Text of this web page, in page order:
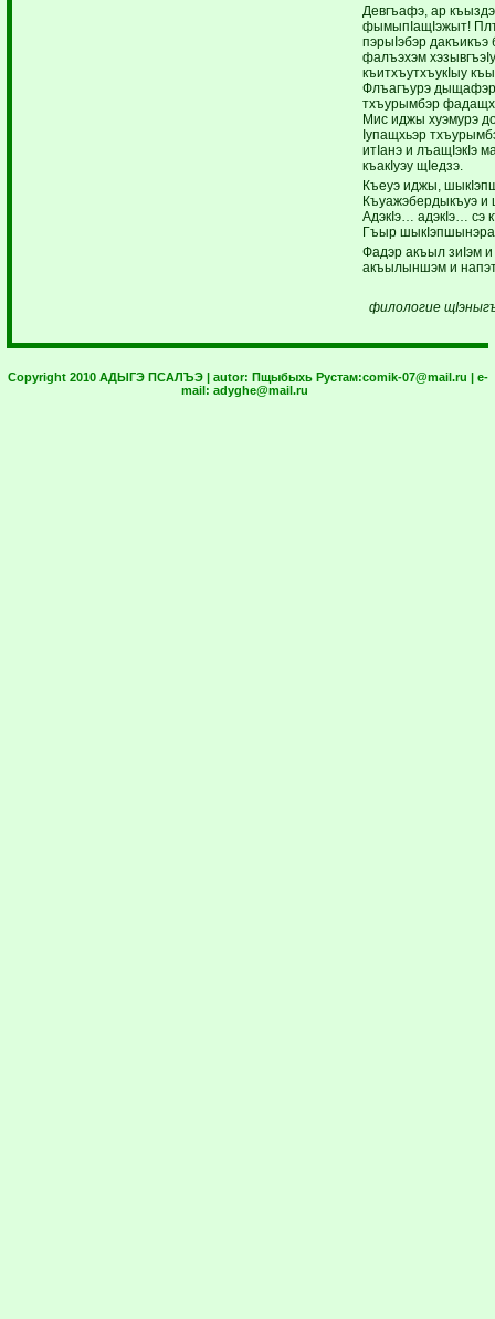
Девгъафэ, ар
фымыпIащIэжыт!
пэрыIэбэр дакъикъэ
фалъэхэм
къитхъутхъукIыу
Флъагъурэ
тхъурымбэр
Мис иджы хуэмурэ
Iупащхьэр
итIанэ и лъащIэкIэ
къакIуэу щIедзэ.
Къеуэ иджы,
Къуажэбердыкъуэ и
АдэкIэ… адэкIэ… сэ
Гъыр шыкIэпшынэра
Фадэр акъыл зиIэм
акъылыншэм и
филологие
Copyright 2010 АДЫГЭ ПСАЛЪЭ | autor: Пщыбыхь Рустам:comik-07@mail.ru | e-
mail: adyghe@mail.ru